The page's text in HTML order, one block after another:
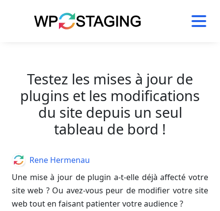
Testez les mises à jour de
plugins et les modifications
du site depuis un seul
tableau de bord !
Une mise à jour de plugin a-t-elle déjà affecté votre
site web ? Ou avez-vous peur de modifier votre site
web tout en faisant patienter votre audience ?
AuthorRene Hermenau